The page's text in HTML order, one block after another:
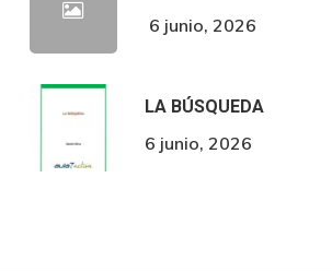
6 junio, 2026
LA BÚSQUEDA
6 junio, 2026